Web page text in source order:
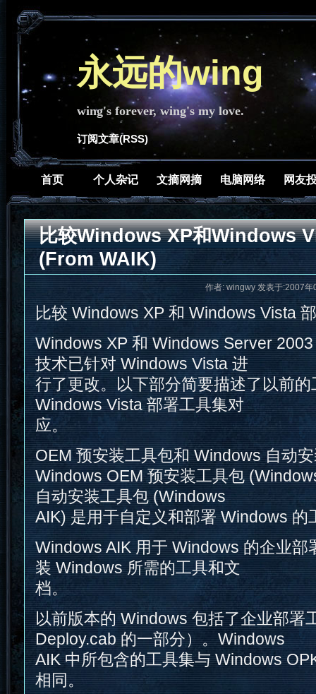
永远的wing
wing's forever, wing's my love.
订阅文章(RSS)
首页 个人杂记 文摘网摘 电脑网络 网友
比较Windows XP和Windows
(From WAIK)
作者: wingwy 发表于:2007
比较 Windows XP 和 Windows Vista
Windows XP 和 Windows Server
技术已针对 Windows Vista 进
行了更改。以下部分简要描述了以前
Windows Vista 部署工具集对
应。
OEM 预安装工具包和 Windows 自动
Windows OEM 预安装工具包
自动安装工具包 (Windows
AIK) 是用于自定义和部署 Windows 的
Windows AIK 用于 Windows 的企业部
装 Windows 所需的工具和文
档。
以前版本的 Windows 包括了企业部署
Deploy.cab 的一部分）。Windows
AIK 中所包含的工具集与 Windows
相同。